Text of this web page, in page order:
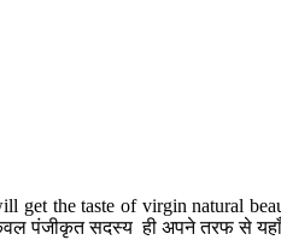
the taste of virgin natural
पंजीकृत सदस्य ही अपने तरफ से